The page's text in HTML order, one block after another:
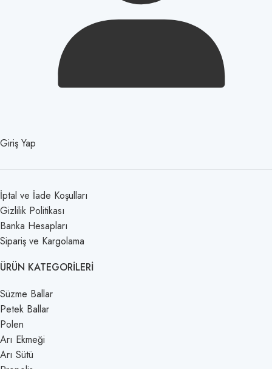
Giriş Yap
İptal ve İade Koşulları
Gizlilik Politikası
Banka Hesapları
Sipariş ve Kargolama
ÜRÜN KATEGORILERI
Süzme Ballar
Petek Ballar
Polen
Arı Ekmeği
Arı Sütü